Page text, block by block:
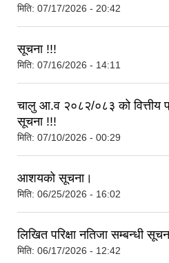
मिति: 07/17/2026 - 20:42
सूचना !!!
मिति: 07/16/2026 - 14:11
चालु आ.व २०८२/०८३ को वित्तीय
सूचना !!!
मिति: 07/10/2026 - 00:29
आशयको सूचना।
मिति: 06/25/2026 - 16:02
लिखित परिक्षा नतिजा सम्बन्धी
मिति: 06/17/2026 - 12:42